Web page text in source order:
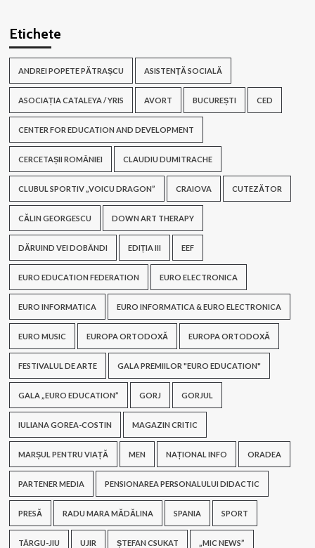
Etichete
ANDREI POPETE PĂTRAȘCU ASISTENŢĂ SOCIALĂ
ASOCIAȚIA CATALEYA / YRIS AVORT BUCUREȘTI CED
CENTER FOR EDUCATION AND DEVELOPMENT
CERCETAȘII ROMÂNIEI CLAUDIU DUMITRACHE
CLUBUL SPORTIV „VOICU DRAGON” CRAIOVA CUTEZĂTOR
CĂLIN GEORGESCU DOWN ART THERAPY
DĂRUIND VEI DOBÂNDI EDIȚIA III EEF
EURO EDUCATION FEDERATION EURO ELECTRONICA
EURO INFORMATICA EURO INFORMATICA & EURO ELECTRONICA
EURO MUSIC EUROPA ORTODOXĂ EUROPA ORTODOXĂ
FESTIVALUL DE ARTE GALA PREMIILOR "EURO EDUCATION"
GALA „EURO EDUCATION” GORJ GORJUL
IULIANA GOREA-COSTIN MAGAZIN CRITIC
MARȘUL PENTRU VIAȚĂ MEN NAȚIONAL INFO ORADEA
PARTENER MEDIA PENSIONAREA PERSONALULUI DIDACTIC
PRESĂ RADU MARA MĂDĂLINA SPANIA SPORT
TÂRGU-JIU UJIR ȘTEFAN CSUKAT „MIC NEWS”